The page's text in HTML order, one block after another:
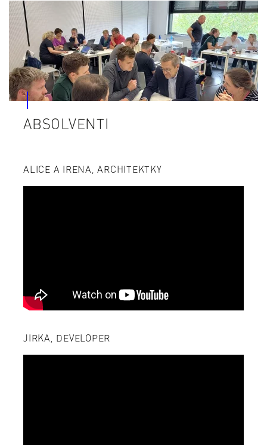
ABSOLVENTI
ALICE A IRENA, ARCHITEKTKY
JIRKA, DEVELOPER